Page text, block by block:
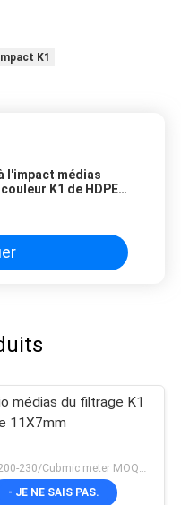
K1
l'impact médias
K1 de HDPE
médias du filtrage K1
11X7mm
- JE NE SAIS PAS.